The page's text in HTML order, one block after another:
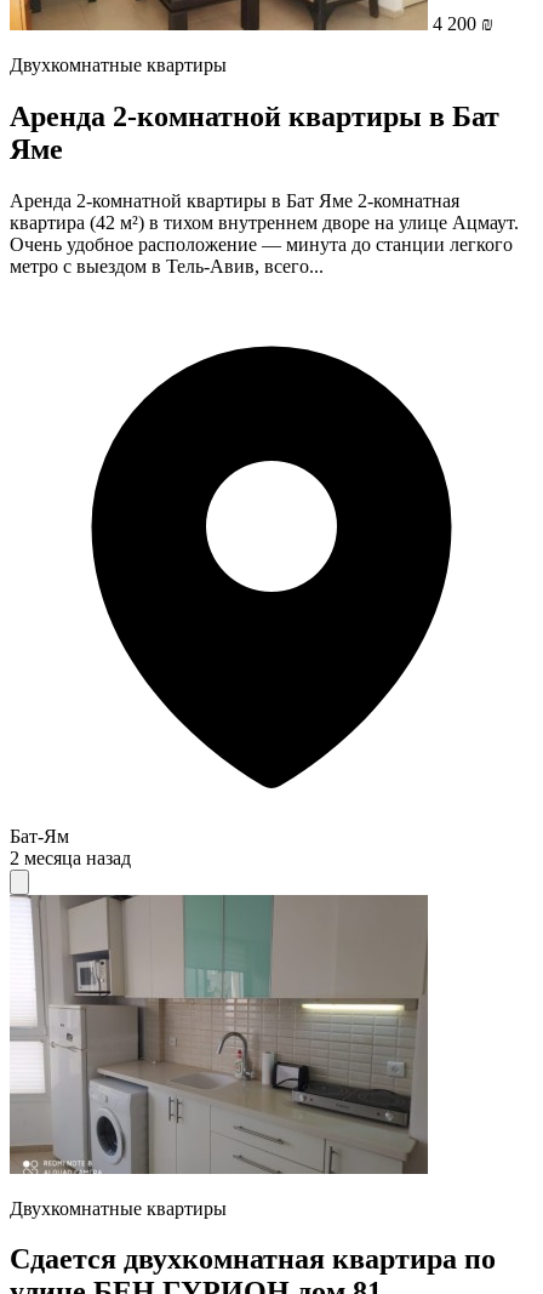
4 200 ₪
Двухкомнатные квартиры
Аренда 2-комнатной квартиры в Бат
Яме
Аренда 2-комнатной квартиры в Бат Яме 2-комнатная
квартира (42 м²) в тихом внутреннем дворе на улице Ацмаут.
Очень удобное расположение — минута до станции легкого
метро с выездом в Тель-Авив, всего...
Бат-Ям
2 месяца назад
Двухкомнатные квартиры
Сдается двухкомнатная квартира по